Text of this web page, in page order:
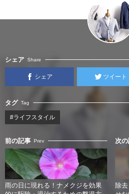
シェア Share
シェア ツイート
タグ Tag
#ライフスタイル
前の記事 Prev
雨の日に現れる！ナメクジを効果
次
除